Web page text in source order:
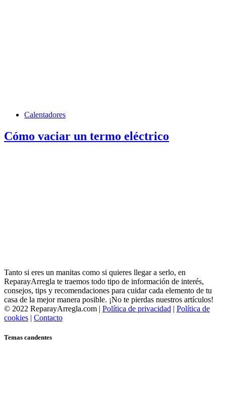
Calentadores
Cómo vaciar un termo eléctrico
Tanto si eres un manitas como si quieres llegar a serlo, en
ReparayArregla te traemos todo tipo de información de interés,
consejos, tips y recomendaciones para cuidar cada elemento de tu
casa de la mejor manera posible. ¡No te pierdas nuestros artículos!
© 2022 ReparayArregla.com | Política de privacidad | Política de
cookies | Contacto
Temas candentes